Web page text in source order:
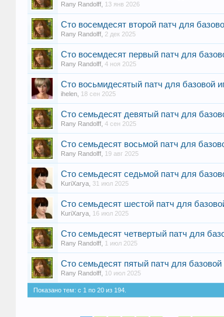
Rany Randolff, 13 янв 2026
Сто восемдесят второй патч для
Rany Randolff, 2 дек 2025
Сто восемдесят первый патч для
Rany Randolff, 4 ноя 2025
Сто восьмидесятый патч для базовой
ihelen, 18 сен 2025
Сто семьдесят девятый патч для
Rany Randolff, 4 сен 2025
Сто семьдесят восьмой патч для
Rany Randolff, 19 авг 2025
Сто семьдесят седьмой патч для
KuriXarya, 31 июл 2025
Сто семьдесят шестой патч для
KuriXarya, 16 июл 2025
Сто семьдесят четвертый патч для
Rany Randolff, 1 июл 2025
Сто семьдесят пятый патч для
Rany Randolff, 10 июл 2025
Показано тем: с 1 по 20 из 194.